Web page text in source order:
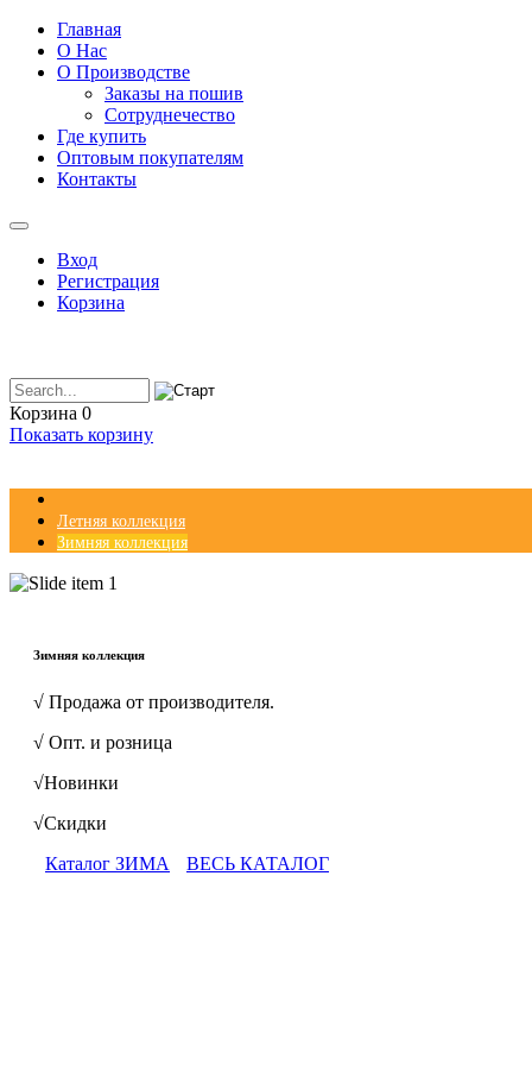
Главная
О Нас
О Производстве
Заказы на пошив
Сотруднечество
Где купить
Оптовым покупателям
Контакты
Вход
Регистрация
Корзина
Корзина 0
Показать корзину
Летняя коллекция
Зимняя коллекция
© FreeJoomla! 3 Modules
Зимняя коллекция
√ Продажа от производителя.
√ Опт. и розница
√Новинки
√Скидки
Каталог ЗИМА
ВЕСЬ КАТАЛОГ